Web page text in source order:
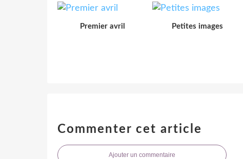
Premier avril Petites images
Commenter cet article
Ajouter un commentaire